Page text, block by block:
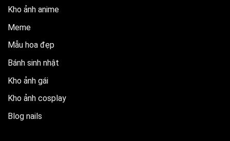
Kho ảnh anime
Meme
Mẫu hoa đẹp
Bánh sinh nhật
Kho ảnh gái
Kho ảnh cosplay
Blog nails